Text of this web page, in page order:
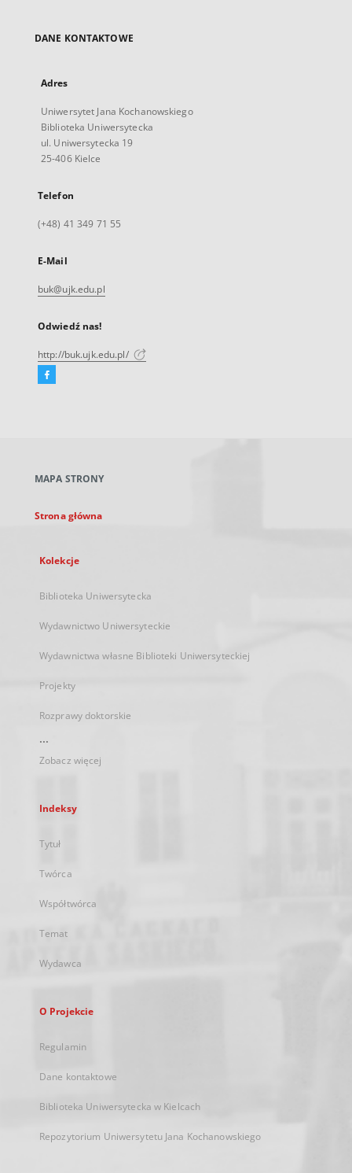
DANE KONTAKTOWE
Adres
Uniwersytet Jana Kochanowskiego
Biblioteka Uniwersytecka
ul. Uniwersytecka 19
25-406 Kielce
Telefon
(+48) 41 349 71 55
E-Mail
buk@ujk.edu.pl
Odwiedź nas!
http://buk.ujk.edu.pl/
Facebook
karcie
MAPA STRONY
Strona główna
Kolekcje
Biblioteka Uniwersytecka
Wydawnictwo Uniwersyteckie
Wydawnictwa własne Biblioteki Uniwersyteckiej
Projekty
Rozprawy doktorskie
...
Zobacz więcej
Indeksy
Tytuł
Twórca
Współtwórca
Temat
Wydawca
O Projekcie
Regulamin
Dane kontaktowe
Biblioteka Uniwersytecka w Kielcach
Repozytorium Uniwersytetu Jana Kochanowskiego